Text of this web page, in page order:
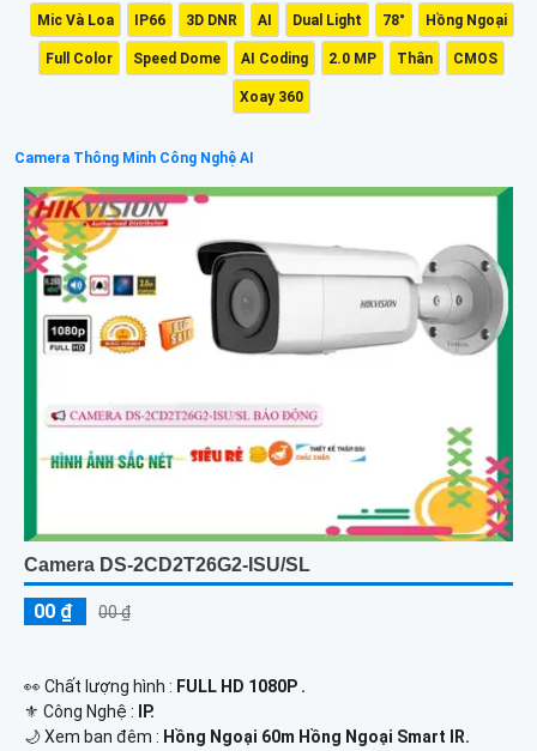
Mic Và Loa IP66 3D DNR AI Dual Light 78° Hồng Ngoại
Full Color Speed Dome AI Coding 2.0 MP Thân CMOS
Xoay 360
Camera Thông Minh Công Nghệ AI
Camera DS-2CD2T26G2-ISU/SL
00 ₫ 00 ₫
️👀 Chất lượng hình : FULL HD 1080P .
⚜️ Công Nghệ :
IP.
🌙 Xem ban đêm : Hồng Ngoại 60m Hồng Ngoại Smart IR.